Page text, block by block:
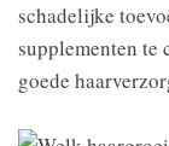
schadelijke
supplementen te
goede